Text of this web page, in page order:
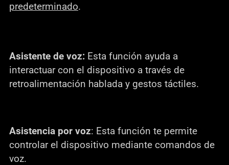
predeterminado.
Asistente de voz: Esta función ayuda a
interactuar con el dispositivo a través de
retroalimentación hablada y gestos táctiles.
Asistencia por voz: Esta función te permite
controlar el dispositivo mediante comandos de
voz.